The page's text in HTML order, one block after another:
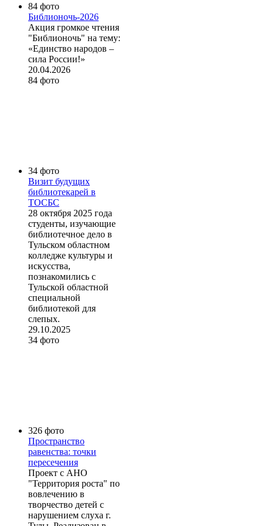
84 фото
Библионочь-2026
Акция громкое чтения
"Библионочь" на тему:
«Единство народов –
сила России!»
20.04.2026
84 фото
34 фото
Визит будущих
библиотекарей в
ТОСБС
28 октября 2025 года
студенты, изучающие
библиотечное дело в
Тульском областном
колледже культуры и
искусства,
познакомились с
Тульской областной
специальной
библиотекой для
слепых.
29.10.2025
34 фото
326 фото
Пространство
равенства: точки
пересечения
Проект с АНО
"Территория роста" по
вовлечению в
творчество детей с
нарушением слуха г.